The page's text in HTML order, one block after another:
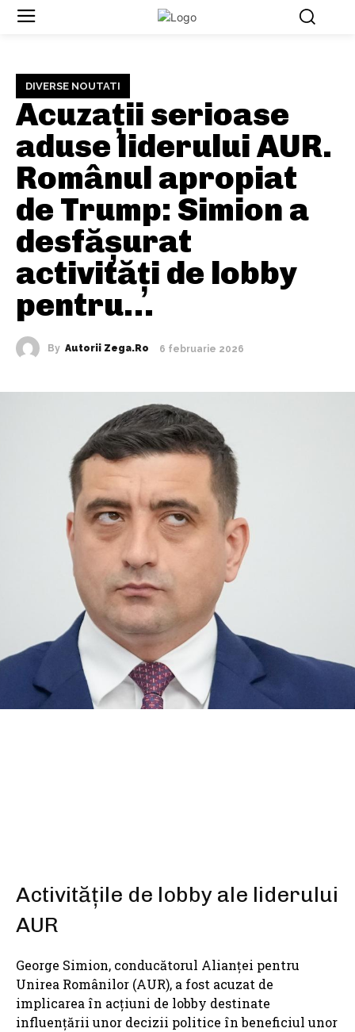
DIVERSE NOUTATI
Acuzații serioase
aduse liderului AUR.
Românul apropiat
de Trump: Simion a
desfășurat
activități de lobby
pentru…
By Autorii Zega.ro 6 februarie 2026
Activitățile de lobby ale liderului
AUR
George Simion, conducătorul Alianței pentru
Unirea Românilor (AUR), a fost acuzat de
implicarea în acțiuni de lobby destinate
influențării unor decizii politice în beneficiul unor